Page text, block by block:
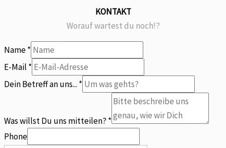
KONTAKT
Worauf wartest du noch!?
Name*
E-Mail *
Dein Betreff an uns... *
Betreff
Was willst Du uns mitteilen? *
Phone